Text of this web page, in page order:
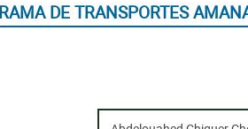
DE TRANSPORTES